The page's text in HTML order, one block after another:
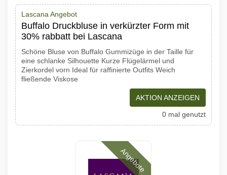
Lascana Angebot
Buffalo Druckbluse in verkürzter Form mit
30% rabbatt bei Lascana
Schöne Bluse von Buffalo Gummizüge in der Taille für
eine schlanke Silhouette Kurze Flügelärmel und
Zierkordel vorn Ideal für raffinierte Outfits Weich
fließende Viskose
AKTION ANZEIGEN
0 mal genutzt
Angebote